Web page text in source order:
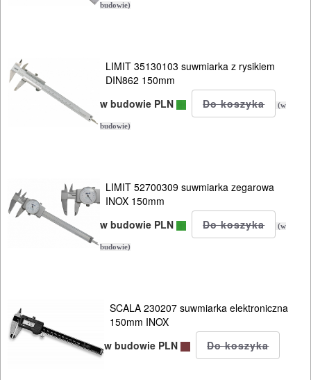
I
BHP
OGRODNICZE
NARZĘDZIA
PILARKI-
KOSIARKI-
CIŚNIENIOWE
budowie)
LIMIT 35130103 suwmiarka z rysikiem
DIN862 150mm
w budowie PLN
(w
budowie)
LIMIT 52700309 suwmiarka zegarowa
INOX 150mm
w budowie PLN
(w
budowie)
SCALA 230207 suwmiarka elektroniczna
150mm INOX
w budowie PLN